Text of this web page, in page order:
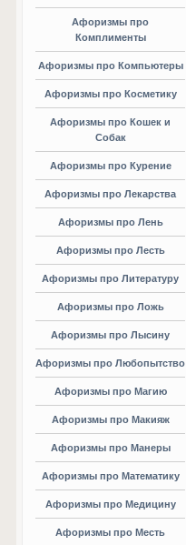
Афоризмы про
Комплименты
Афоризмы про Компьютеры
Афоризмы про Косметику
Афоризмы про Кошек и
Собак
Афоризмы про Курение
Афоризмы про Лекарства
Афоризмы про Лень
Афоризмы про Лесть
Афоризмы про Литературу
Афоризмы про Ложь
Афоризмы про Лысину
Афоризмы про Любопытство
Афоризмы про Магию
Афоризмы про Макияж
Афоризмы про Манеры
Афоризмы про Математику
Афоризмы про Медицину
Афоризмы про Месть